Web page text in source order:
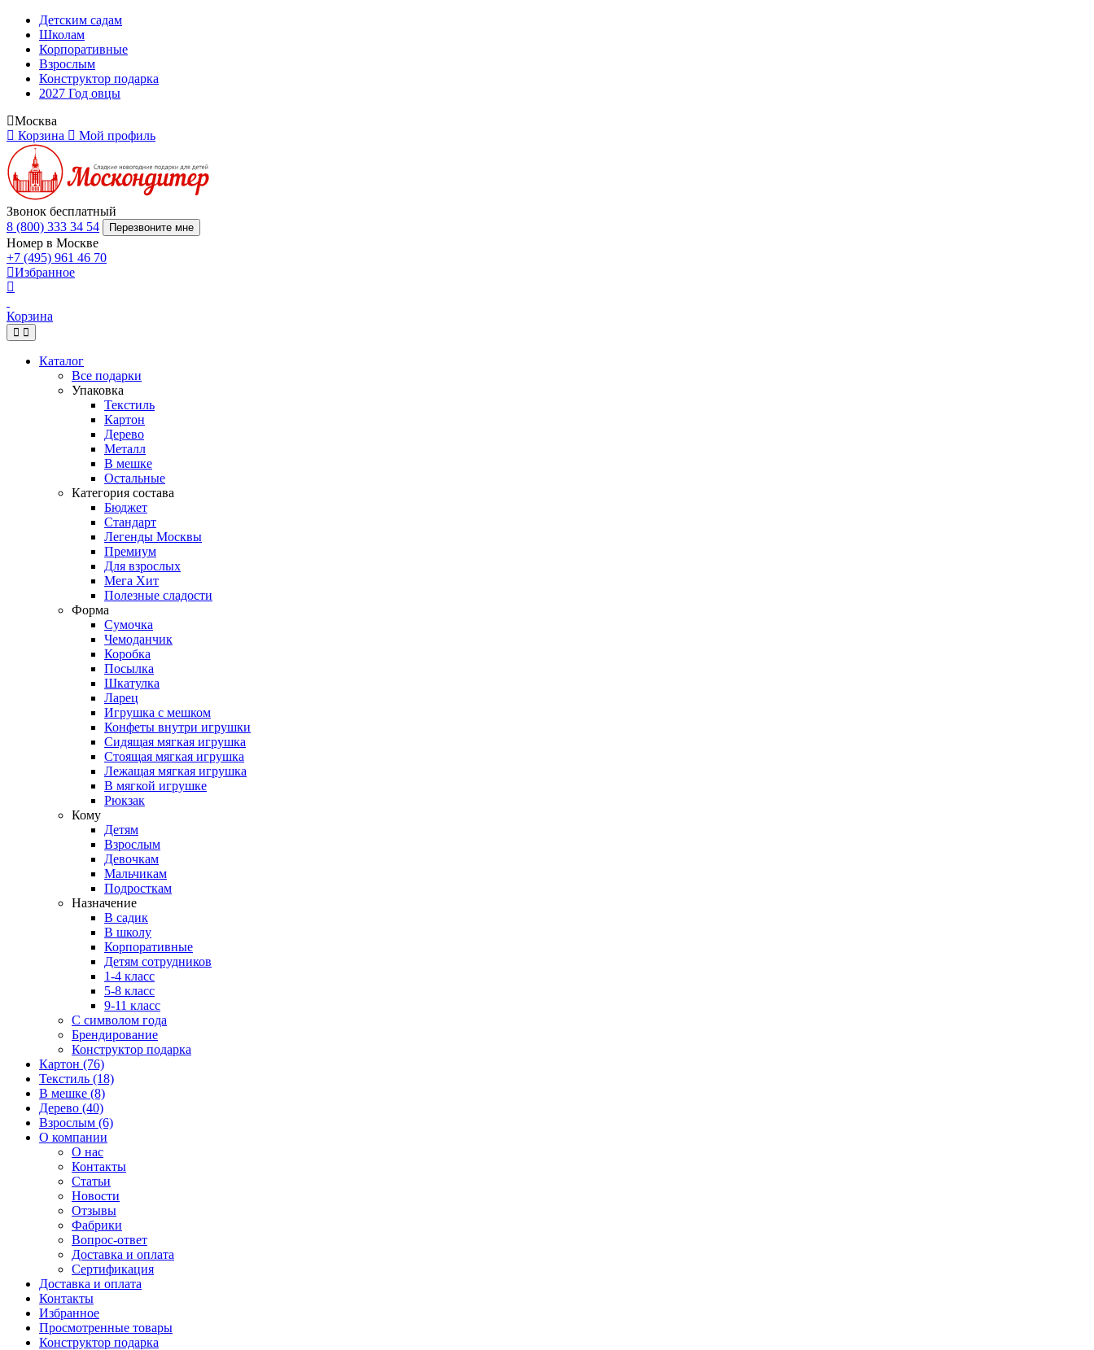
Детским садам
Школам
Корпоративные
Взрослым
Конструктор подарка
2027 Год овцы
Москва
Корзина
Мой профиль
Звонок бесплатный
8 (800) 333 34 54
Перезвоните мне
Номер в Москве
+7 (495) 961 46 70
Избранное
Корзина
Каталог
Все подарки
Упаковка
Текстиль
Картон
Дерево
Металл
В мешке
Остальные
Категория состава
Бюджет
Стандарт
Легенды Москвы
Премиум
Для взрослых
Мега Хит
Полезные сладости
Форма
Сумочка
Чемоданчик
Коробка
Посылка
Шкатулка
Ларец
Игрушка с мешком
Конфеты внутри игрушки
Сидящая мягкая игрушка
Стоящая мягкая игрушка
Лежащая мягкая игрушка
В мягкой игрушке
Рюкзак
Кому
Детям
Взрослым
Девочкам
Мальчикам
Подросткам
Назначение
В садик
В школу
Корпоративные
Детям сотрудников
1-4 класс
5-8 класс
9-11 класс
С символом года
Брендирование
Конструктор подарка
Картон (76)
Текстиль (18)
В мешке (8)
Дерево (40)
Взрослым (6)
О компании
О нас
Контакты
Статьи
Новости
Отзывы
Фабрики
Вопрос-ответ
Доставка и оплата
Сертификация
Доставка и оплата
Контакты
Избранное
Просмотренные товары
Конструктор подарка